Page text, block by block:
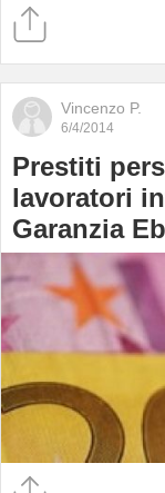
Vincenzo P.
6/4/2014
Prestiti
lavoratori
Garanzia